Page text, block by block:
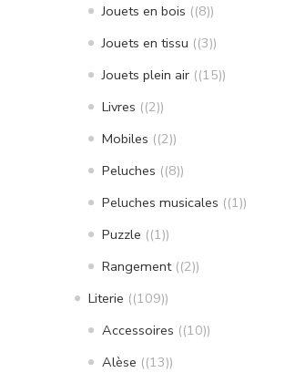
Jouets en bois (8)
Jouets en tissu (3)
Jouets plein air (15)
Livres (2)
Mobiles (2)
Peluches (8)
Peluches musicales (1)
Puzzle (1)
Rangement (2)
Literie (109)
Accessoires (10)
Alèse (13)